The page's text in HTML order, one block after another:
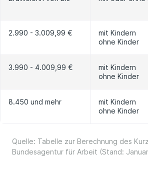
2.990 - 3.009,99 €
mit Kindern
ohne Kinder
3.990 - 4.009,99 €
mit Kindern
ohne Kinder
8.450 und mehr
mit Kindern
ohne Kinder
Quelle: Tabelle zur Berechnung des
Bundesagentur für Arbeit (Stand: